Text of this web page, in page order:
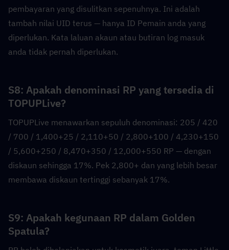
pembayaran yang disulitkan sepenuhnya. Ini adalah
tambah nilai UID terus — hanya ID Pemain anda yang
diperlukan. Kata laluan akaun atau butiran log masuk
anda tidak pernah diperlukan.
S8: Apakah denominasi RP yang tersedia di
TOPUPLive?
TOPUPLive menawarkan sepuluh denominasi: 205 / 420
/ 700 / 1,400+25 / 2,110+50 / 2,800+100 / 4,230+150
/ 5,600+250 / 8,470+350 / 12,000+550 RP — dengan
diskaun sehingga 17%. Pek 2,800+ dan yang lebih besar
membawa diskaun tertinggi sebanyak 17%.
S9: Apakah kegunaan RP dalam Golden
Spatula?